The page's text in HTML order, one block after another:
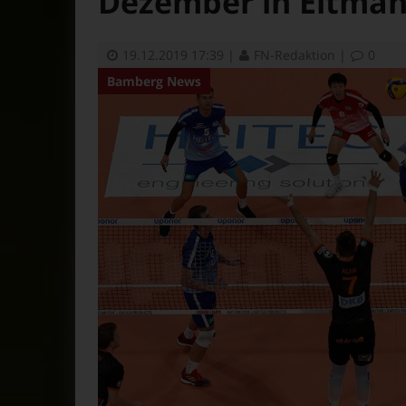
19.12.2019 17:39 FN-Redaktion
0
Bamberg News